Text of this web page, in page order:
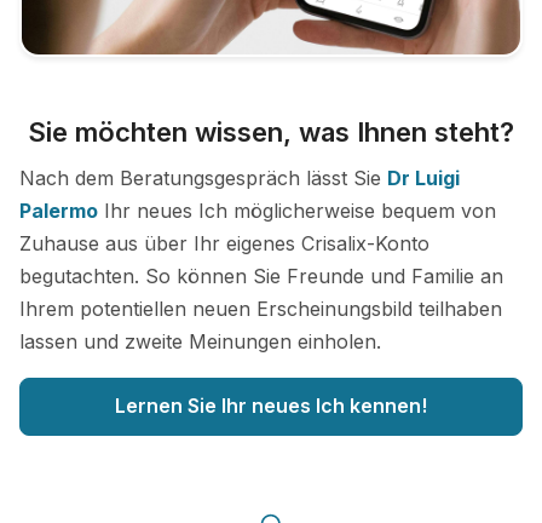
Sie möchten wissen, was Ihnen steht?
Nach dem Beratungsgespräch lässt Sie Dr Luigi
Palermo Ihr neues Ich möglicherweise bequem von
Zuhause aus über Ihr eigenes Crisalix-Konto
begutachten. So können Sie Freunde und Familie an
Ihrem potentiellen neuen Erscheinungsbild teilhaben
lassen und zweite Meinungen einholen.
Lernen Sie Ihr neues Ich kennen!